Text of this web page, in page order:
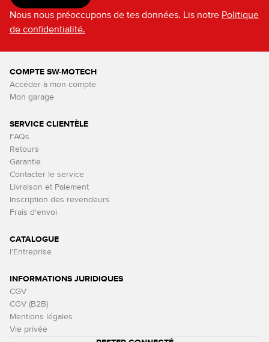
Nous nous préoccupons de tes données. Lis notre Politique
de confidentialité.
COMPTE SW-MOTECH
Accéder à mon compte
Mon garage
SERVICE CLIENTÈLE
FAQs
Retours
Garantie
Contacter le service
Livraison et Paiement
Inscription des revendeurs
Frais d'envoi
CATALOGUE
l'Entreprise
INFORMATIONS JURIDIQUES
CGV
CGV (B2B)
Mentions légales
Vie privée